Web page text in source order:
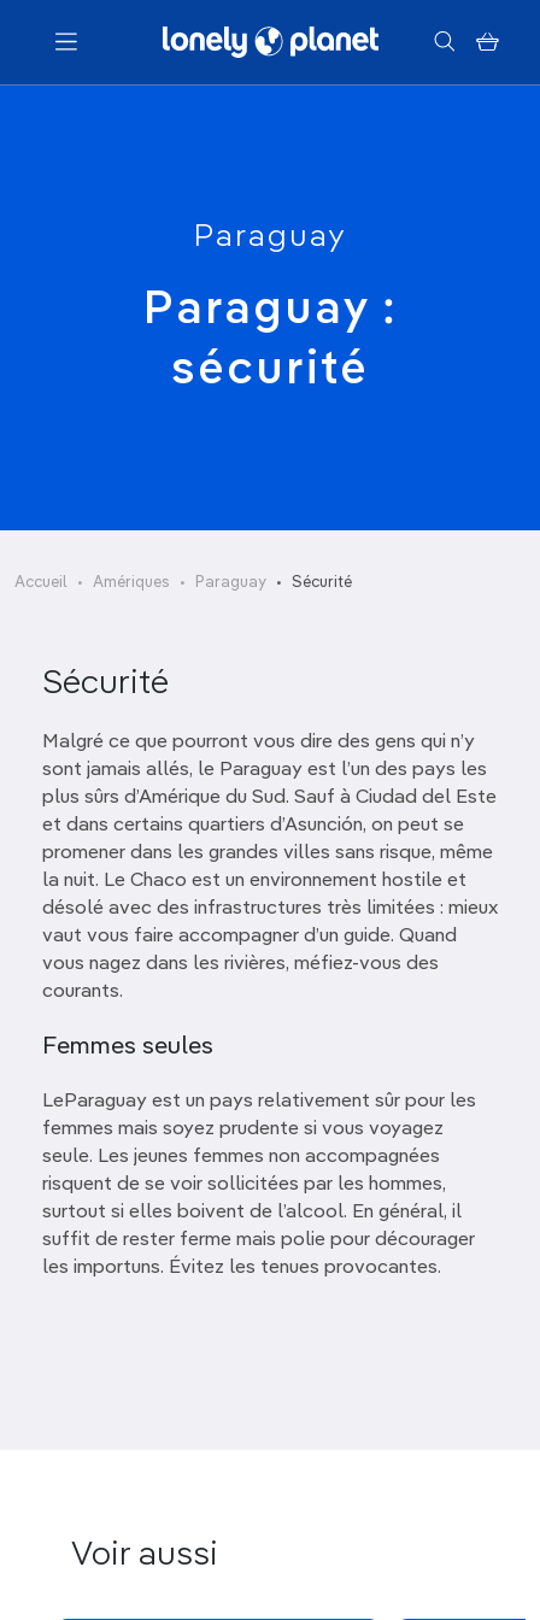
Menu
Paraguay
Paraguay :
sécurité
Accueil Amériques Paraguay Sécurité
Sécurité
Malgré ce que pourront vous dire des gens qui n’y
sont jamais allés, le Paraguay est l’un des pays les
plus sûrs d’Amérique du Sud. Sauf à Ciudad del Este
et dans certains quartiers d’Asunción, on peut se
promener dans les grandes villes sans risque, même
la nuit. Le Chaco est un environnement hostile et
désolé avec des infrastructures très limitées : mieux
vaut vous faire accompagner d’un guide. Quand
vous nagez dans les rivières, méfiez-vous des
courants.
Femmes seules
LeParaguay est un pays relativement sûr pour les
femmes mais soyez prudente si vous voyagez
seule. Les jeunes femmes non accompagnées
risquent de se voir sollicitées par les hommes,
surtout si elles boivent de l’alcool. En général, il
suffit de rester ferme mais polie pour décourager
les importuns. Évitez les tenues provocantes.
Voir aussi